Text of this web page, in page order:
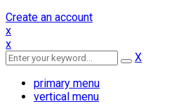
Create an account
x
x
X
primary menu
vertical menu